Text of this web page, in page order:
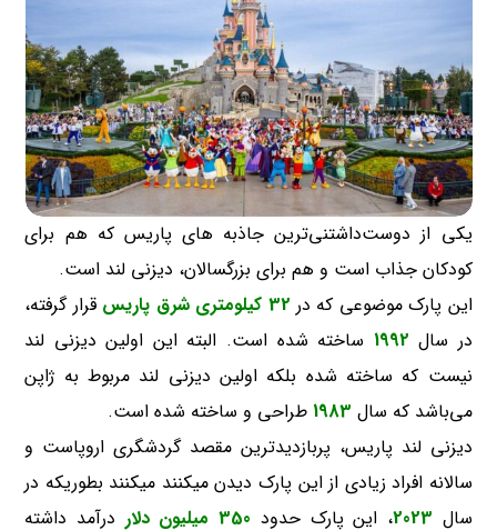
یکی از دوست‌داشتنی‌ترین جاذبه های پاریس که هم برای
کودکان جذاب است و هم برای بزرگسالان، دیزنی لند است.
این پارک موضوعی که در 32 کیلومتری شرق پاریس
قرار گرفته،
در سال 1992 ساخته شده است. البته این اولین دیزنی لند
نیست که ساخته شده بلکه اولین دیزنی لند مربوط به ژاپن
می‌باشد که سال 1983 طراحی و ساخته شده است.
دیزنی لند پاریس، پربازدیدترین مقصد گردشگری اروپاست و
سالانه افراد زیادی از این پارک دیدن میکنند میکنند بطوریکه در
سال 2023، این پارک حدود 350 میلیون دلار
درآمد داشته